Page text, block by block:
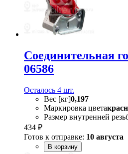
Соединительная
06586
Осталось 4 шт.
Вес [кг]0,197
Маркировка цвета
Размер внутренней
434 ₽
Готов к отправке: 10 августа
В корзину